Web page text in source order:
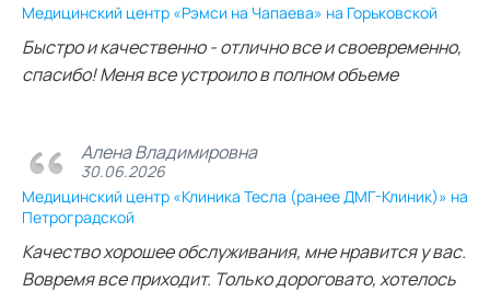
Медицинский центр «Рэмси на Чапаева» на Горьковской
Быстро и качественно - отлично все и своевременно,
спасибо! Меня все устроило в полном объеме
Алена Владимировна
30.06.2026
Медицинский центр «Клиника Тесла (ранее ДМГ-Клиник)» на
Петроградской
Качество хорошее обслуживания, мне нравится у вас.
Вовремя все приходит. Только дороговато, хотелось